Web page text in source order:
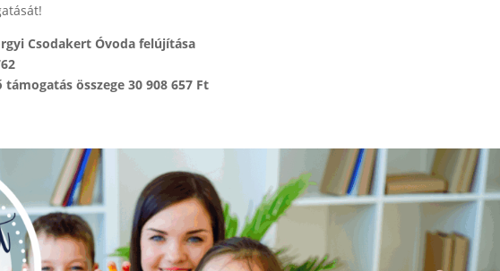
Csodakert Óvoda felújítása
összege 30 908 657 Ft